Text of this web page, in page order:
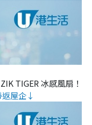
TIGER 冰感風扇！
屋企↓